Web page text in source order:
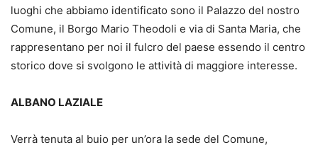
luoghi che abbiamo identificato sono il Palazzo del nostro
Comune, il Borgo Mario Theodoli e via di Santa Maria, che
rappresentano per noi il fulcro del paese essendo il centro
storico dove si svolgono le attività di maggiore interesse.
ALBANO LAZIALE
Verrà tenuta al buio per un’ora la sede del Comune,